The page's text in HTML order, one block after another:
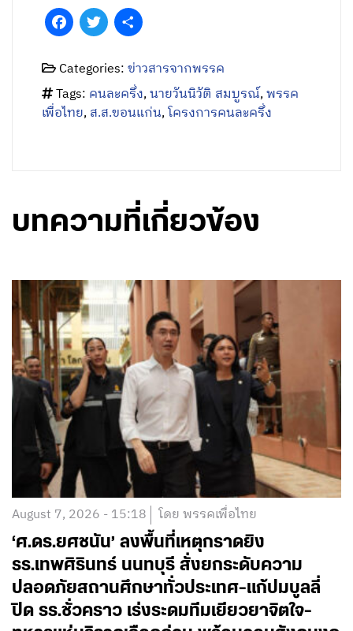
FacebookTwitter
Categories:ข่าวสารจากพรรค
Tags: คนละครึ่ง,นายวันนิวัติ สมบูรณ์,พรรค
เพื่อไทย,ส.ส.ขอนแก่น,โครงการคนละครึ่ง
บทความที่เกี่ยวข้อง
August 7, 2026 - 15:18 โดย พรรคเพื่อไทย
‘ศ.ดร.ยศชนัน’ ลงพื้นที่เหตุกราดยิง
รร.เทพศิรินทร์ นนทบุรี สั่งยกระดับความ
ปลอดภัยสถานศึกษาทั่วประเทศ-แก้ปมบูลลี่
ปิด รร.ชั่วคราว เร่งระดมทีมเยียวยาจิตใจ-